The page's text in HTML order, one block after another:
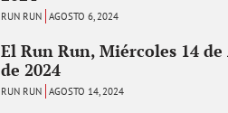
RUN RUN AGOSTO 6, 2024
El Run Run, Miércoles 14 de
de 2024
RUN RUN AGOSTO 14, 2024